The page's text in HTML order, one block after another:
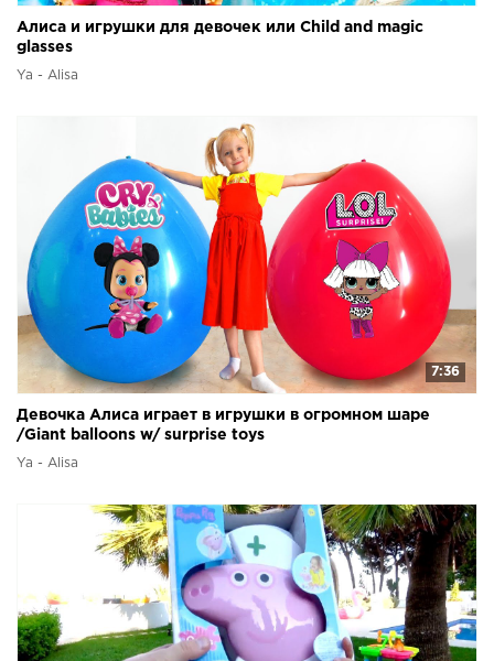
Алиса и игрушки для девочек или Child and magic
glasses
Ya - Alisa
7:36
Девочка Алиса играет в игрушки в огромном шаре
/Giant balloons w/ surprise toys
Ya - Alisa